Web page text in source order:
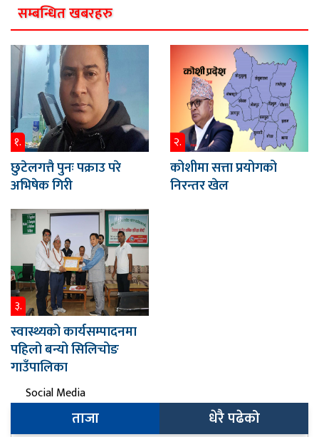
सम्बन्धित खबरहरु
१.
छुटेलगत्तै पुनः पक्राउ परे
अभिषेक गिरी
२.
कोशीमा सत्ता प्रयोगको
निरन्तर खेल
३.
स्वास्थ्यको कार्यसम्पादनमा
पहिलो बन्यो सिलिचोङ
गाउँपालिका
Social Media
ताजा
धेरै पढेको